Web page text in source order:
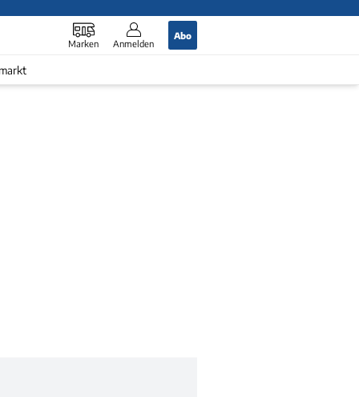
Marken Anmelden
Abo